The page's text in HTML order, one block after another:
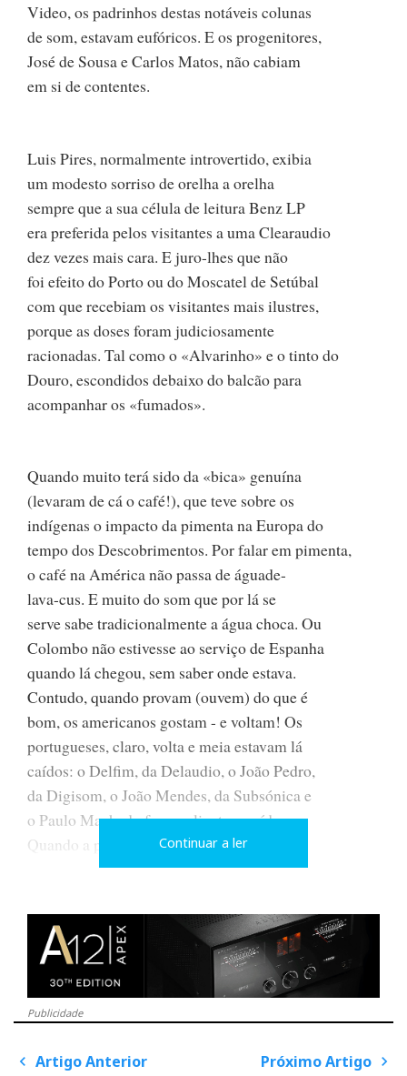
Video, os padrinhos destas notáveis colunas
de som, estavam eufóricos. E os progenitores,
José de Sousa e Carlos Matos, não cabiam
em si de contentes.
Luis Pires, normalmente introvertido, exibia
um modesto sorriso de orelha a orelha
sempre que a sua célula de leitura Benz LP
era preferida pelos visitantes a uma Clearaudio
dez vezes mais cara. E juro-lhes que não
foi efeito do Porto ou do Moscatel de Setúbal
com que recebiam os visitantes mais ilustres,
porque as doses foram judiciosamente
racionadas. Tal como o «Alvarinho» e o tinto do
Douro, escondidos debaixo do balcão para
acompanhar os «fumados».
Quando muito terá sido da «bica» genuína
(levaram de cá o café!), que teve sobre os
indígenas o impacto da pimenta na Europa do
tempo dos Descobrimentos. Por falar em pimenta,
o café na América não passa de águade-
lava-cus. E muito do som que por lá se
serve sabe tradicionalmente a água choca. Ou
Colombo não estivesse ao serviço de Espanha
quando lá chegou, sem saber onde estava.
Contudo, quando provam (ouvem) do que é
bom, os americanos gostam - e voltam! Os
portugueses, claro, volta e meia estavam lá
caídos: o Delfim, da Delaudio, o João Pedro,
da Digisom, o João Mendes, da Subsónica e
o Paulo Machado foram clientes assíduos.
Quando a pátria chama (aquele cheirinho a
café e a som analógico no corredor!...), a concorrência
«Houve americanos que vieram cá várias
vezes, e outros trouxeram até discos e amplificadores
a válvulas debaixo do braço só para
isto mostra um interesse genuíno no produto»,
Continuar a ler
Publicidade
P
Artigo Anterior Próximo Artigo